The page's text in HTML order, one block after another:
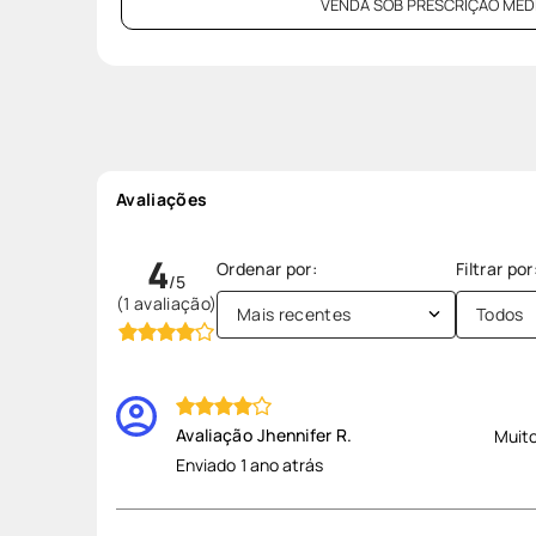
VENDA SOB PRESCRIÇÃO
Avaliações
4
(1 avaliação) Mais recentes Todos
Enviado 1 ano atrás
Jhennifer R.